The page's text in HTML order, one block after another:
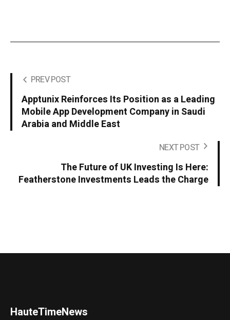
PREV POST
Apptunix Reinforces Its Position as a Leading
Mobile App Development Company in Saudi
Arabia and Middle East
NEXT POST
The Future of UK Investing Is Here:
Featherstone Investments Leads the Charge
HauteTimeNews